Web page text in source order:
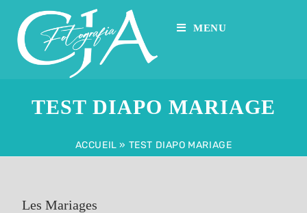
MENU
TEST DIAPO MARIAGE
ACCUEIL » TEST DIAPO MARIAGE
Les Mariages